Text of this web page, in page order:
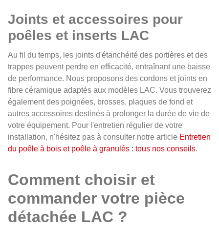
Joints et accessoires pour
poêles et inserts LAC
Au fil du temps, les joints d'étanchéité des portières et des
trappes peuvent perdre en efficacité, entraînant une baisse
de performance. Nous proposons des cordons et joints en
fibre céramique adaptés aux modèles LAC. Vous trouverez
également des poignées, brosses, plaques de fond et
autres accessoires destinés à prolonger la durée de vie de
votre équipement. Pour l'entretien régulier de votre
installation, n'hésitez pas à consulter notre article Entretien
du poêle à bois et poêle à granulés : tous nos conseils.
Comment choisir et
commander votre pièce
détachée LAC ?